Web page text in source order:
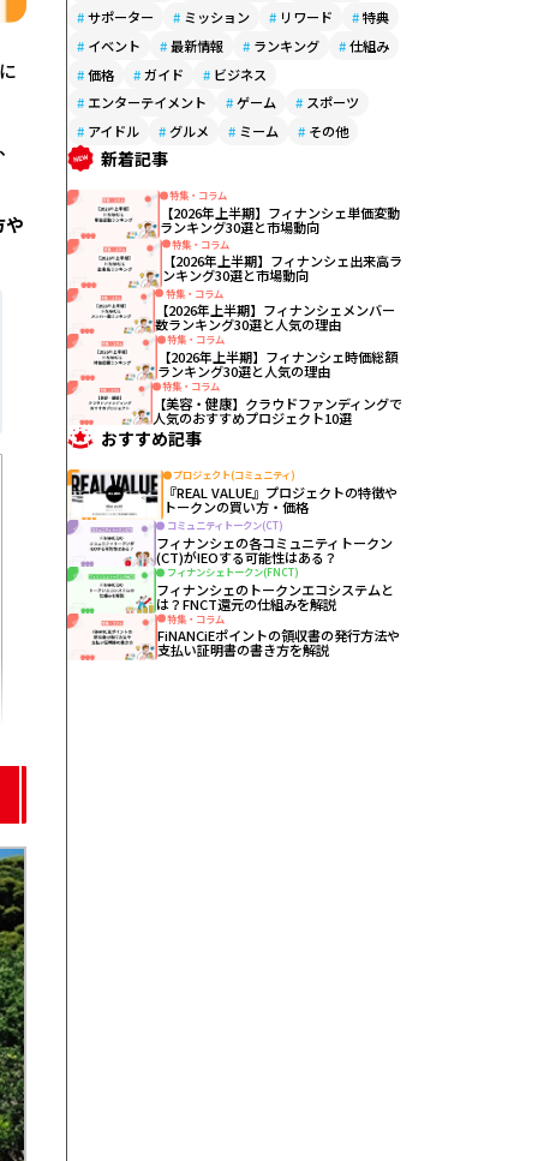
や
#サポーター # ミッション # リワード #特典
# イベント #最新情報 # ランキング #仕組み
#価格 #ガイド # ビジネス
# エンターテイメント #ゲーム # スポーツ
# アイドル # グルメ # ミーム # その他
新着記事
特集・コラム
【2026年上半期】フィナンシェ単価変動
ランキング30選と市場動向
特集・コラム
【2026年上半期】フィナンシェ出来高ラ
ンキング30選と市場動向
特集・コラム
【2026年上半期】フィナンシェメンバー
数ランキング30選と人気の理由
特集・コラム
【2026年上半期】フィナンシェ時価総額
ランキング30選と人気の理由
特集・コラム
【美容・健康】クラウドファンディングで
人気のおすすめプロジェクト10選
おすすめ記事
プロジェクト(コミュニティ)
『REAL VALUE』プロジェクトの特徴や
トークンの買い方・価格
コミュニティトークン(CT)
フィナンシェの各コミュニティトークン
(CT)がIEOする可能性はある？
フィナンシェトークン(FNCT)
フィナンシェのトークンエコシステムと
は？FNCT還元の仕組みを解説
特集・コラム
FiNANCiEポイントの領収書の発行方法や
支払い証明書の書き方を解説